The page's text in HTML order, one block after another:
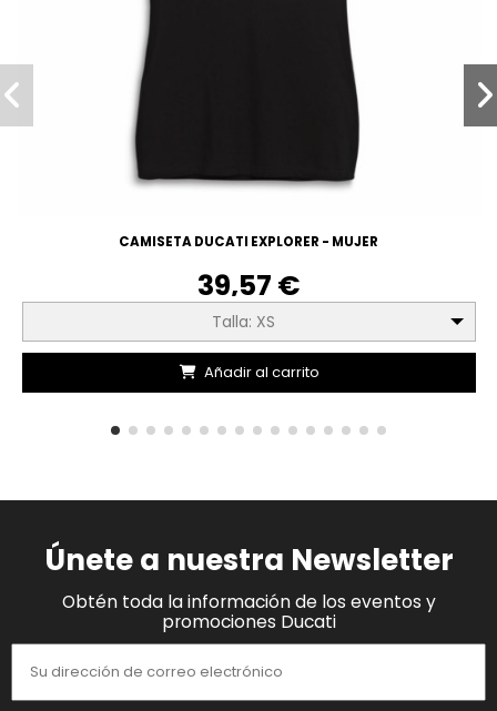
CAMISETA DUCATI EXPLORER - MUJER
39,57 €
Talla: XS
Añadir al carrito
Únete a nuestra Newsletter
Obtén toda la información de los eventos y
promociones Ducati